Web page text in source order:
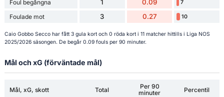
Foul begångna 1 0.09 7
Foulade mot 3 0.27 10
Caio Gobbo Secco har fått 3 gula kort och 0 röda kort i 11 matcher hittills i Liga NOS
2025/2026 säsongen. De begår 0.09 fouls per 90 minuter.
Mål och xG (förväntade mål)
Mål, xG, skott Total
Per 90
minuter
Percentil